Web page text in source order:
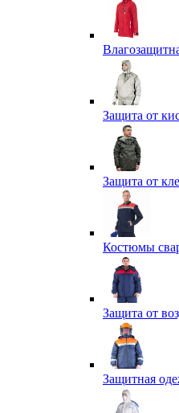
Защита от
Защита от
Костюмы
Защита от
Защитная